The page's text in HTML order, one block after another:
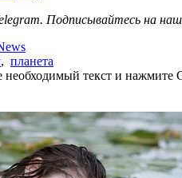
Подписывайтесь на
, планета
текст и нажмите